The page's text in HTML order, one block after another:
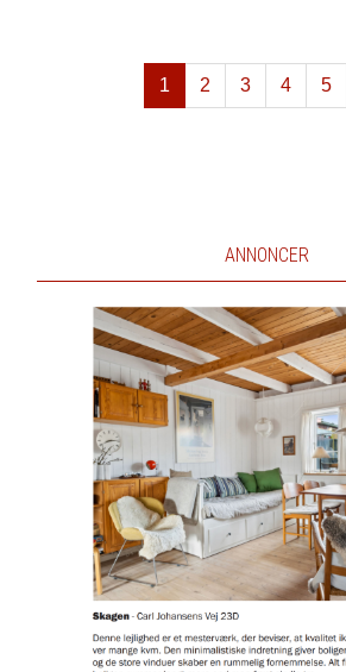
1 2 3 4 5
ANNONCER